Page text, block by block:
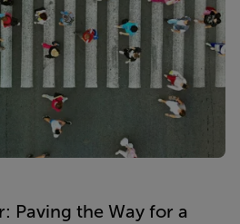
Paving the Way for a